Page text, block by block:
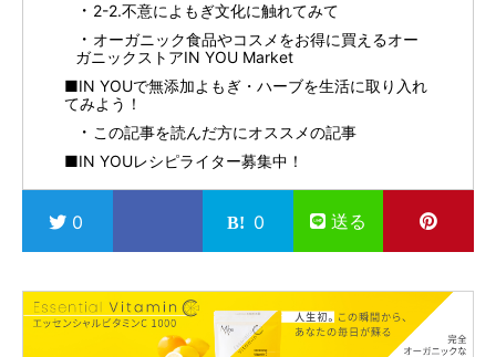
2-2.不意によもぎ文化に触れてみて
オーガニック食品やコスメをお得に買えるオー
ガニックストアIN YOU Market
■IN YOUで無添加よもぎ・ハーブを生活に取り入れ
てみよう！
この記事を読んだ方にオススメの記事
■IN YOUレシピライター募集中！
0 0 送る